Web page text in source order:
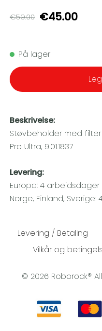
€59.00 €45.00
På lager
Beskrivelse:
Støvbeholder med filter
Pro Ultra, 9.01.1837
Levering:
Europa: 4 arbeidsdager
Norge, Finland,
Levering / Betaling
Vilkår og
© 2026 Roborock®